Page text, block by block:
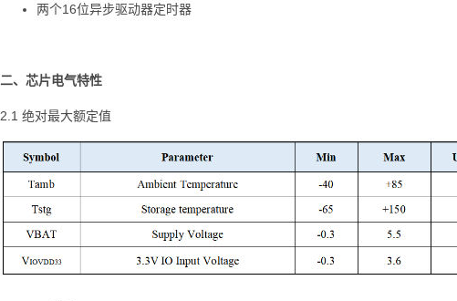
两个16位异步驱动器定时器
二、 芯片电气特性
2.1 绝对最大额定值